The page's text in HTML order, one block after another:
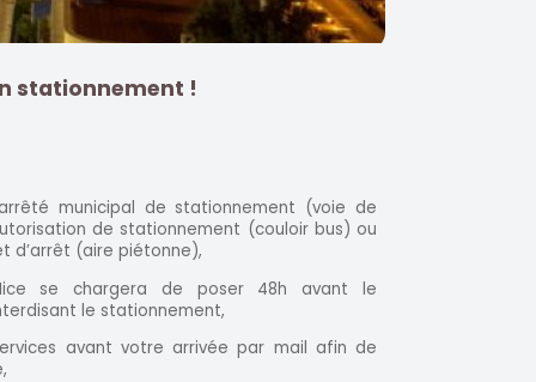
stationnement !
municipal de stationnement (voie de
de stationnement (couloir bus) ou
d’arrêt (aire piétonne),
se chargera de poser 48h avant le
le stationnement,
avant votre arrivée par mail afin de